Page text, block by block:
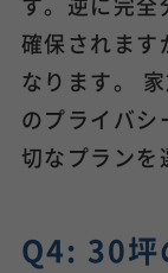
確保されます
なります。
のプライバシ
切なプランを
Q4: 30坪